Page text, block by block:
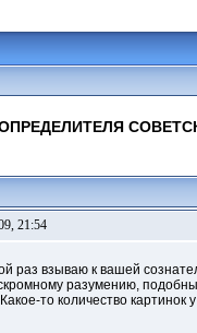
21:54
раз взываю к вашей
разумению,
то количество